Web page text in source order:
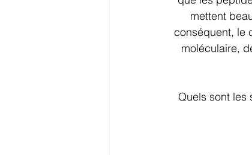
mettent
conséquent, le
moléculaire,
Quels sont les